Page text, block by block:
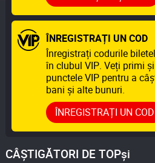
ÎNREGISTRAȚI UN COD
Înregistrați codurile
în clubul VIP. Veți primi
punctele VIP pentru a
bani și alte bunuri.
ÎNREGISTRAȚI UN COD
CÂȘTIGĂTORI DE TOPși